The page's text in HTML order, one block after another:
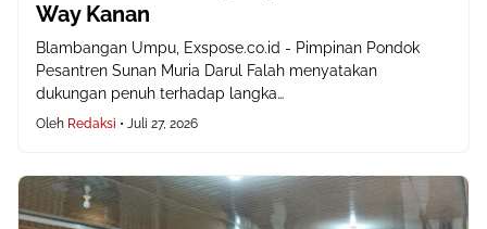
Way Kanan
Blambangan Umpu, Exspose.co.id - Pimpinan Pondok
Pesantren Sunan Muria Darul Falah menyatakan
dukungan penuh terhadap langka…
Oleh Redaksi • Juli 27, 2026